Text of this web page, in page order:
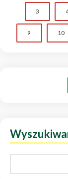
3
9 10